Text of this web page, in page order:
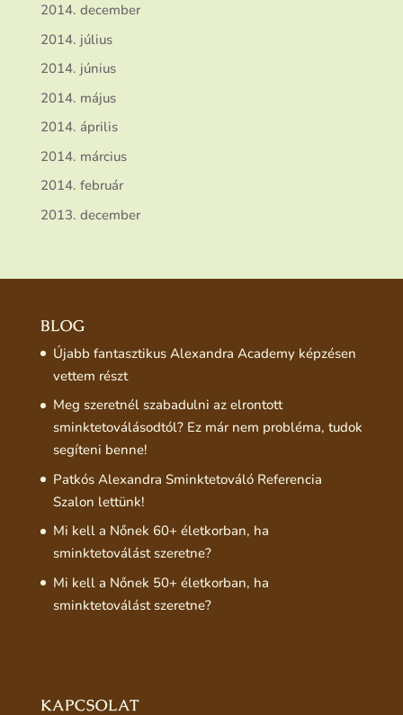
2014. december
2014. július
2014. június
2014. május
2014. április
2014. március
2014. február
2013. december
BLOG
Újabb fantasztikus Alexandra Academy képzésen
vettem részt
Meg szeretnél szabadulni az elrontott
sminktetoválásodtól? Ez már nem probléma, tudok
segíteni benne!
Patkós Alexandra Sminktetováló Referencia
Szalon lettünk!
Mi kell a Nőnek 60+ életkorban, ha
sminktetoválást szeretne?
Mi kell a Nőnek 50+ életkorban, ha
sminktetoválást szeretne?
KAPCSOLAT